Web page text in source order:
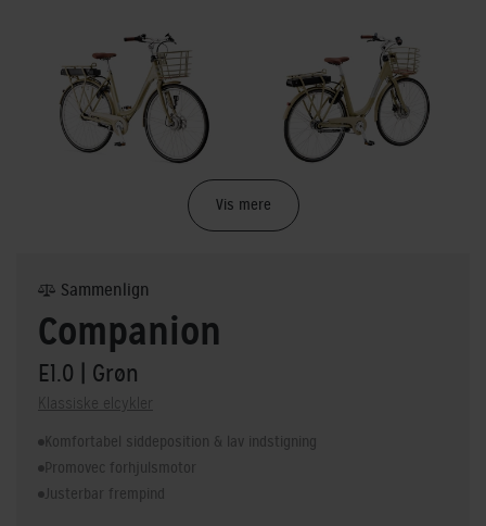
Vis mere
Companion
E1.0 | Grøn
Klassiske elcykler
Komfortabel siddeposition & lav indstigning
Promovec forhjulsmotor
Justerbar frempind
Sammenlign